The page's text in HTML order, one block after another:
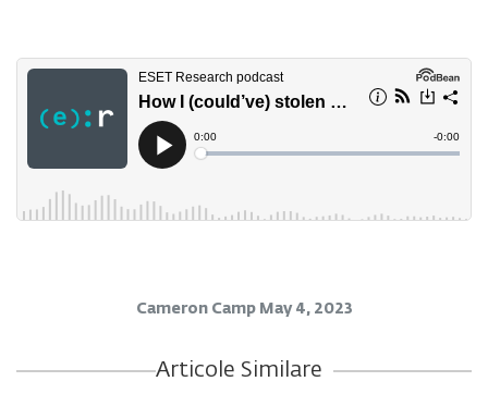
Cameron Camp May 4, 2023
Articole Similare